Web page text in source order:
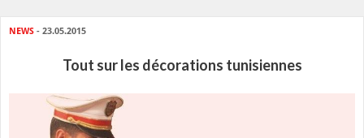
NEWS - 23.05.2015
Tout sur les décorations tunisiennes